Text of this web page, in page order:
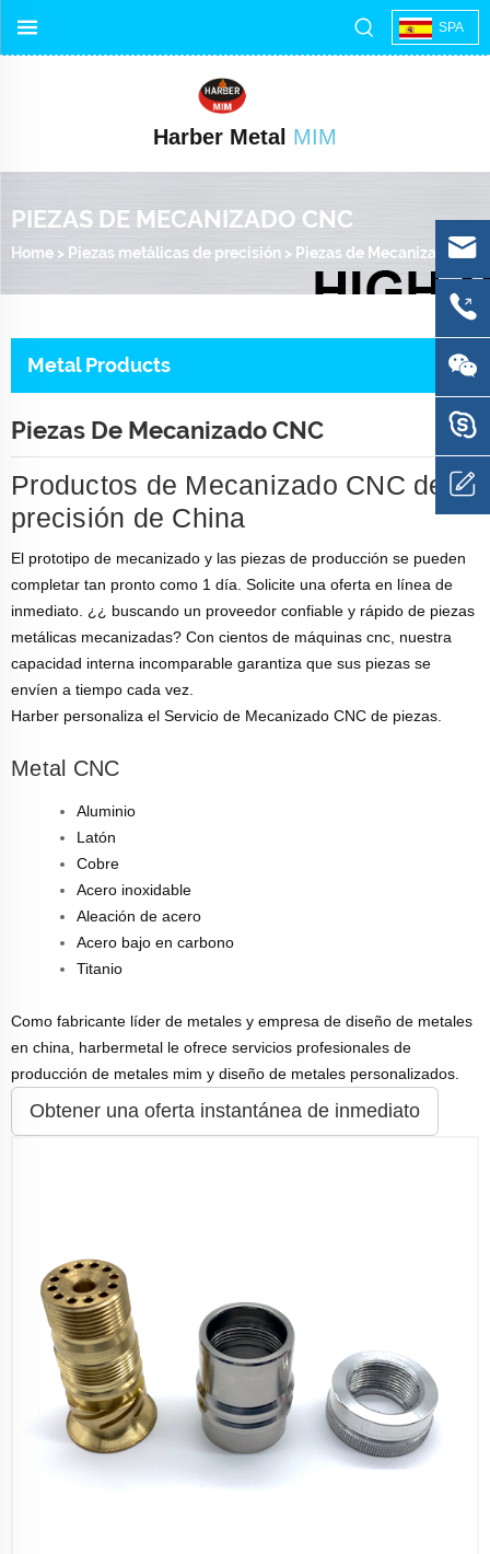
SPA
Harber Metal MIM
PIEZAS DE MECANIZADO CNC
Home > Piezas metálicas de precisión > Piezas de Mecanizado CNC
Metal Products
Piezas De Mecanizado CNC
Productos de Mecanizado CNC de
precisión de China
El prototipo de mecanizado y las piezas de producción se pueden
completar tan pronto como 1 día. Solicite una oferta en línea de
inmediato. ¿¿ buscando un proveedor confiable y rápido de piezas
metálicas mecanizadas? Con cientos de máquinas cnc, nuestra
capacidad interna incomparable garantiza que sus piezas se
envíen a tiempo cada vez.
Harber personaliza el Servicio de Mecanizado CNC de piezas.
Metal CNC
Aluminio
Latón
Cobre
Acero inoxidable
Aleación de acero
Acero bajo en carbono
Titanio
Como fabricante líder de metales y empresa de diseño de metales
en china, harbermetal le ofrece servicios profesionales de
producción de metales mim y diseño de metales personalizados.
Obtener una oferta instantánea de inmediato